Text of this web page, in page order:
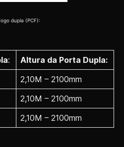
dupla (PCF):
:
Altura da Porta Dupla:
2,10M – 2100mm
2,10M – 2100mm
2,10M – 2100mm